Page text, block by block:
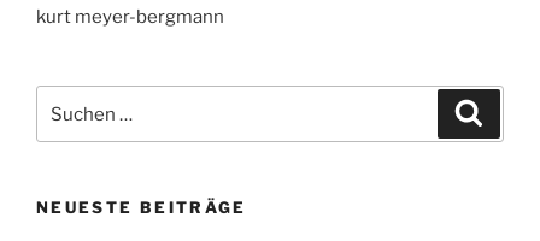
kurt meyer-bergmann
nach:
NEUESTE BEITRÄGE